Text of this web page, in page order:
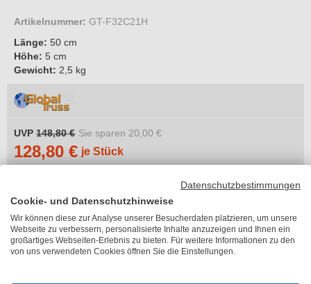
Artikelnummer: GT-F32C21H
Länge: 50 cm
Höhe: 5 cm
Gewicht: 2,5 kg
UVP 148,80 € Sie sparen 20,00 €
128,80 € je Stück
Lieferzeit 4-6 Wochen
Länge
Bitte wählen
Datenschutzbestimmungen
Cookie- und Datenschutzhinweise
Wir können diese zur Analyse unserer Besucherdaten platzieren, um unsere
Webseite zu verbessern, personalisierte Inhalte anzuzeigen und Ihnen ein
großartiges Webseiten-Erlebnis zu bieten. Für weitere Informationen zu den
von uns verwendeten Cookies öffnen Sie die Einstellungen.